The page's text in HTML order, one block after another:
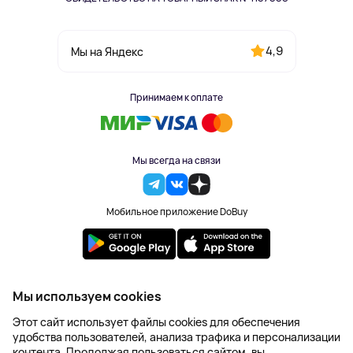
Мы на Яндекс 4,9
Принимаем к оплате
Мы всегда на связи
Мобильное приложение DoBuy
2023-2026 © DoBuy. Все права защищены
Правила обработки персональных данных
Пользовательское соглашение
Оферта
Мы используем cookies
Этот сайт использует файлы cookies для обеспечения
удобства пользователей, анализа трафика и персонализации